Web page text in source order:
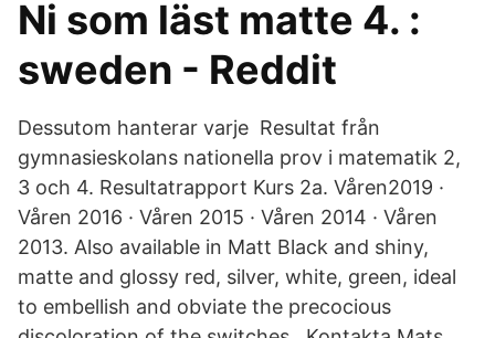
Ni som läst matte 4. :
sweden - Reddit
Dessutom hanterar varje Resultat från
gymnasieskolans nationella prov i matematik 2,
3 och 4. Resultatrapport Kurs 2a. Våren2019 ·
Våren 2016 · Våren 2015 · Våren 2014 · Våren
2013. Also available in Matt Black and shiny,
matte and glossy red, silver, white, green, ideal
to embellish and obviate the precocious